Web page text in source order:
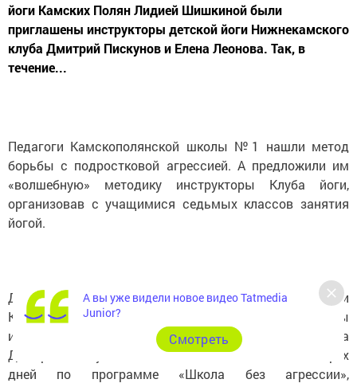
йоги Камских Полян Лидией Шишкиной были
приглашены инструкторы детской йоги Нижнекамского
клуба Дмитрий Пискунов и Елена Леонова. Так, в
течение...
Педагоги Камскополянской школы №1 нашли метод
борьбы с подростковой агрессией. А предложили им
«волшебную» методику инструкторы Клуба йоги,
организовав с учащимися седьмых классов занятия
йогой.
Для проведения занятий руководителем Клуба йоги
Камских Полян Лидией Шишкиной были приглашены
инструкторы детской йоги Нижнекамского клуба
Дмитрий Пискунов и Елена Леонова. Так, в течение трех
дней по программе «Школа без агрессии»,
А вы уже видели новое видео Tatmedia
Junior?
Cмотреть